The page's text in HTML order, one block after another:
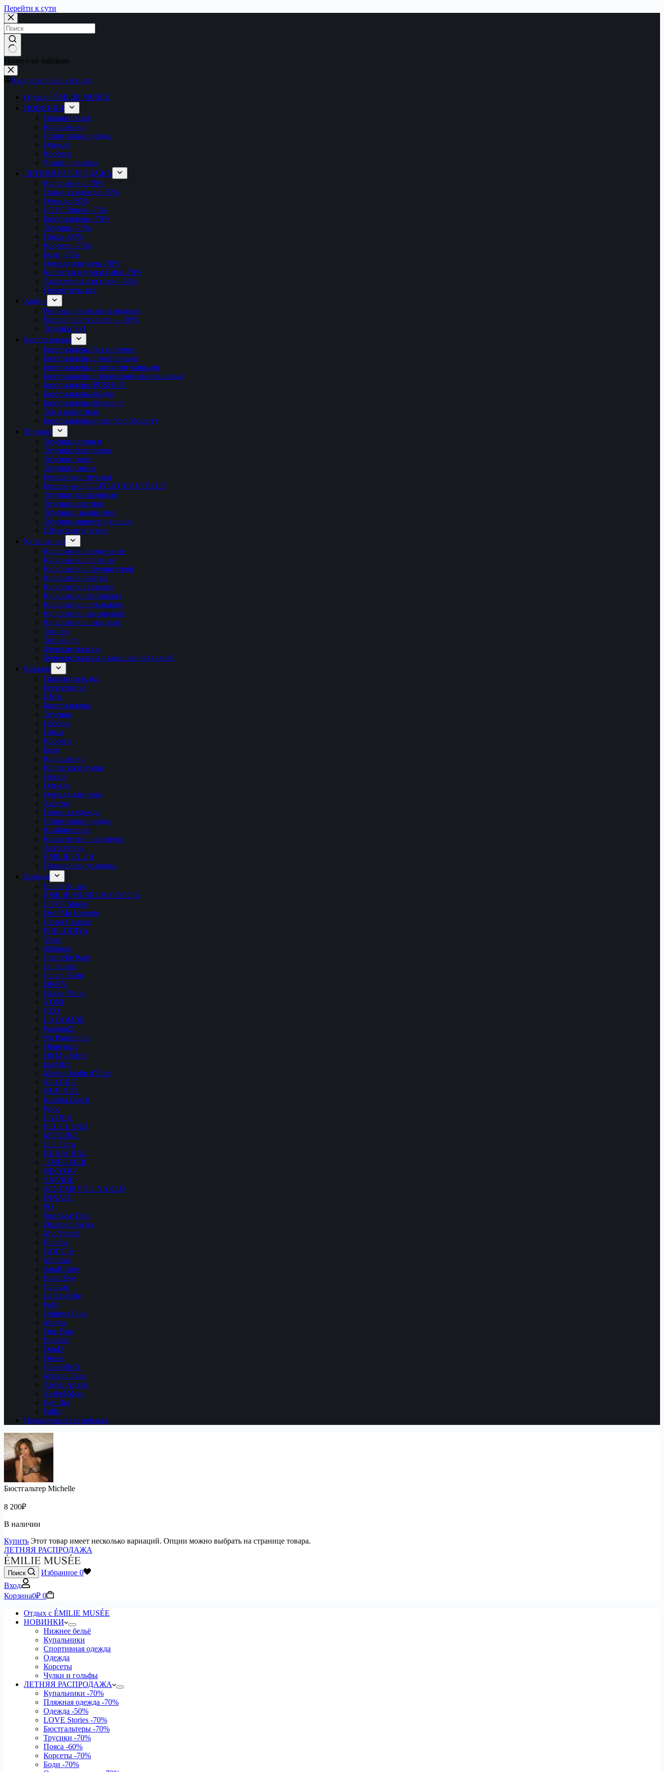
Перейти к сути
Ничего не найдено
Вход в личный кабинет
Отдых с ÉMILIE MUSÉE
НОВИНКИ
Нижнее бельё
Купальники
Спортивная одежда
Одежда
Корсеты
Чулки и гольфы
ЛЕТНЯЯ РАСПРОДАЖА
Купальники -70%
Пляжная одежда -70%
Одежда -50%
LOVE Stories -70%
Бюстгальтеры -70%
Трусики -70%
Пояса -60%
Корсеты -70%
Боди -70%
Одежда для дома -70%
Колготки и чулки Falke -70%
Аксессуары для груди -50%
Посмотреть всё
Акции
Резинка для волос в подарок
Второй бюстгальтер — 30%
Трусики 3+1
Бюстгальтеры
Бюстгальтеры без косточек
Бюстгальтеры с косточками
Бюстгальтеры с мягкими чашками
Бюстгальтеры с формованными чашками
Бюстгальтеры PUSH-UP
Бюстгальтеры-бандо
Бюстгальтеры-балконет
Топы корсетные
Бюстгальтеры-топы (топ бралетт)
Трусики
Трусики стринги
Трусики бразильяна
Трусики танга
Трусики слипы
Бесшовные трусики
Бесшовные PULPIES CHANTELLE
Трусики завышенные
Трусики шортики
Трусики с надписями
Трусики корректирующие
Шёлковые трусики
Купальники
Купальники раздельные
Купальники слитные
Купальники с фурнитурой
Купальники жатые
Купальники вязаные
Купальники из бархата
Купальники с кольцами
Купальники на завязках
Купальники с макраме
Топ-бра
Топ-бандо
Женские плавки
Женские плавки с завышенной талией
Каталог
Просмотреть всё
Бестселлеры
Шёлк
Бюстгальтеры
Трусики
Наборы
Пояса
Корсеты
Боди
Купальники
Колготки и чулки
Носки
Одежда
Одежда для дома
Халаты
Пляжная одежда
Спортивная одежда
Комбинезоны
Косметички и шопперы
Аксессуары
ÉMILIE CLUB
Подарочная упаковка
Бренды
Emilie Musee
ÉMILIE MUSÉE & GOCCIA
LOVE Stories
Dear Me Lingerie
Closer Couture
PRELUDIYA
Verse
Shikkosa
Chantelle Paris
Le Journal
Calvin Klein
DKNY
Hanky Panky
YONI
CLO
LA BOMBE
PassionZu
No Pantaloons
Ohmymarr
Oh My Jolene
kázMich
Maison Jardin d’Éden
SLADKO
NUE NUE
Katisha Like It
Pride
LA DEA
ELLE LAND
MONERO
Luli Fama
BE.MA.BAE
JENEE MER
NIKYOU
ANVIBE
SENDMEYOU.NAKED
INNATE
PQ
Sun Base Date
Diamond Swim
My Nymph
Ellinida
GOCCIA
Moresqa
SandCruise
Bond Eye
Camvari
La Revêche
Poby
Undress Code
Moeva
One Four
Boglietti
DnuD
Opaak
Chantelle X
Maison Close
Atelier Amour
Ysabel Mora
Bye Bra
Falke
Подарочный сертификат
Бюстгальтер Michelle
8 200₽
В наличии
Купить Этот товар имеет несколько вариаций. Опции можно выбрать на странице товара.
ЛЕТНЯЯ РАСПРОДАЖА
Поиск Избранное 0
Вход
Корзина0₽ 0
Отдых с ÉMILIE MUSÉE
НОВИНКИ
Нижнее бельё
Купальники
Спортивная одежда
Одежда
Корсеты
Чулки и гольфы
ЛЕТНЯЯ РАСПРОДАЖА
Купальники -70%
Пляжная одежда -70%
Одежда -50%
LOVE Stories -70%
Бюстгальтеры -70%
Трусики -70%
Пояса -60%
Корсеты -70%
Боди -70%